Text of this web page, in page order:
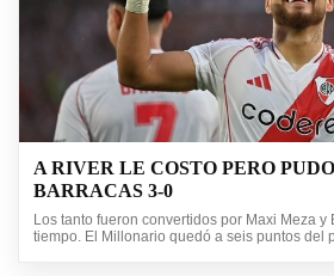
A RIVER LE COSTO PERO
BARRACAS 3-0
Los tanto fueron convertidos por Maxi Meza y
tiempo. El Millonario quedó a seis puntos del